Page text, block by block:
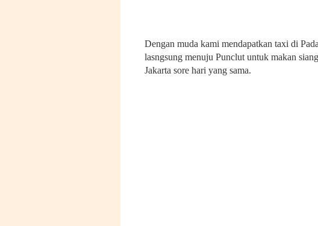
Dengan muda kami mendapatkan taxi di
lasngsung menuju Punclut untuk makan
Jakarta sore hari yang sama.